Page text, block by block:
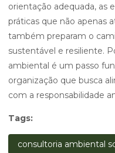
orientação adequada, as
práticas que não apenas
também preparam o
sustentável e resiliente.
ambiental é um passo
organização que busca
com a responsabilidade
Tags:
consultoria ambiental